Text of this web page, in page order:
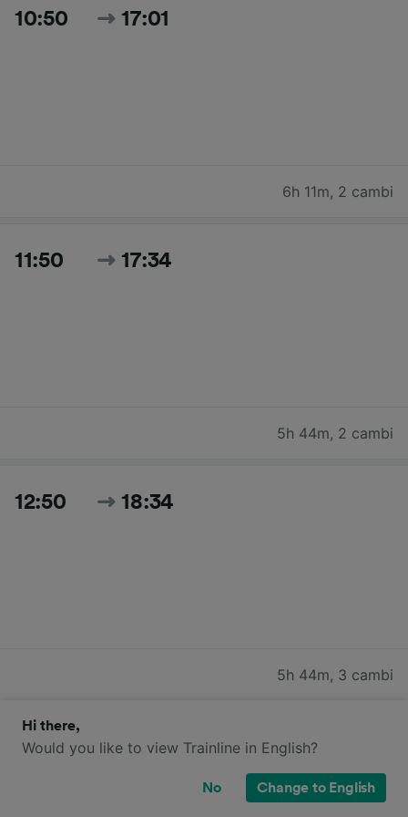
10:50 17:01
6h 11m, 2 cambi
11:50 17:34
5h 44m, 2 cambi
12:50 18:34
5h 44m, 3 cambi
12:50 19:38
Hi there,
Would you like to view Trainline in English?
No Change to English